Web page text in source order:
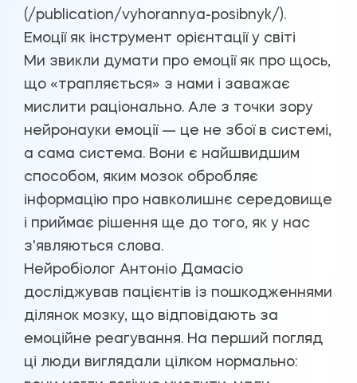
(/publication/vyhorannya-posibnyk/).
Емоції як інструмент орієнтації у світі
Ми звикли думати про емоції як про щось,
що «трапляється» з нами і заважає
мислити раціонально. Але з точки зору
нейронауки емоції — це не збої в системі,
а сама система. Вони є найшвидшим
способом, яким мозок обробляє
інформацію про навколишнє середовище
і приймає рішення ще до того, як у нас
з'являються слова.
Нейробіолог Антоніо Дамасіо
досліджував пацієнтів із пошкодженнями
ділянок мозку, що відповідають за
емоційне реагування. На перший погляд
ці люди виглядали цілком нормально: